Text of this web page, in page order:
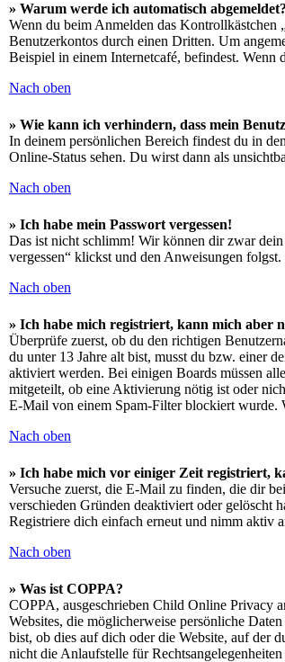
» Warum werde ich automatisch abgemeldet?
Wenn du beim Anmelden das Kontrollkästchen
Benutzerkontos durch einen Dritten. Um
Beispiel in einem Internetcafé, befindest.
Nach oben
» Wie kann ich verhindern, dass mein
In deinem persönlichen Bereich findest du in
Online-Status sehen. Du wirst dann als
Nach oben
» Ich habe mein Passwort vergessen!
Das ist nicht schlimm! Wir können dir zwar
vergessen“ klickst und den Anweisungen
Nach oben
» Ich habe mich registriert, kann mich aber
Überprüfe zuerst, ob du den richtigen
du unter 13 Jahre alt bist, musst du bzw. einer
aktiviert werden. Bei einigen Boards müssen
mitgeteilt, ob eine Aktivierung nötig ist oder
E-Mail von einem Spam-Filter blockiert wurde.
Nach oben
» Ich habe mich vor einiger Zeit registriert,
Versuche zuerst, die E-Mail zu finden, die dir
verschieden Gründen deaktiviert oder gelöscht
Registriere dich einfach erneut und nimm aktiv
Nach oben
» Was ist COPPA?
COPPA, ausgeschrieben Child Online Privacy
Websites, die möglicherweise persönliche
bist, ob dies auf dich oder die Website, auf der
nicht die Anlaufstelle für